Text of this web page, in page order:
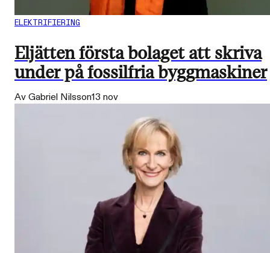
ELEKTRIFIERING
Eljätten första bolaget att skriva
under på fossilfria byggmaskiner
Av Gabriel Nilsson13 nov